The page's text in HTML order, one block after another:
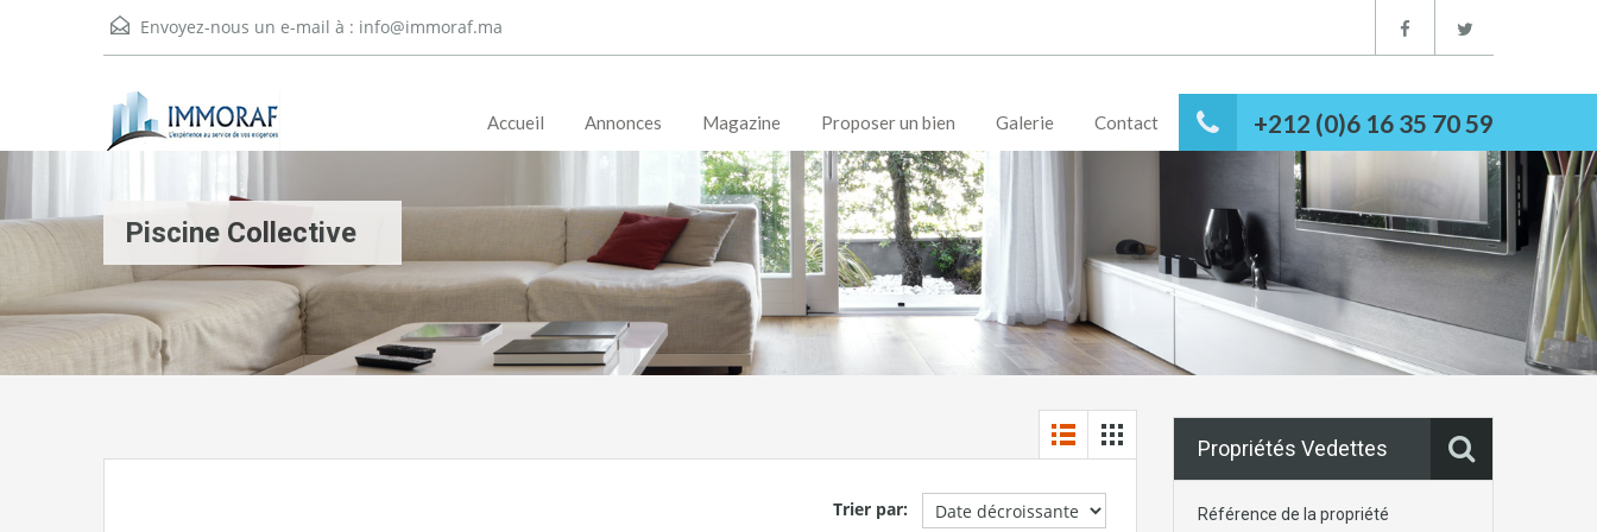
Envoyez-nous un e-mail à : info@immoraf.ma
+212 (0)6 16 35 70 59
Accueil Annonces Magazine Proposer un bien Galerie Contact
Piscine Collective
Trier par:
Propriétés Vedettes
Référence de la propriété